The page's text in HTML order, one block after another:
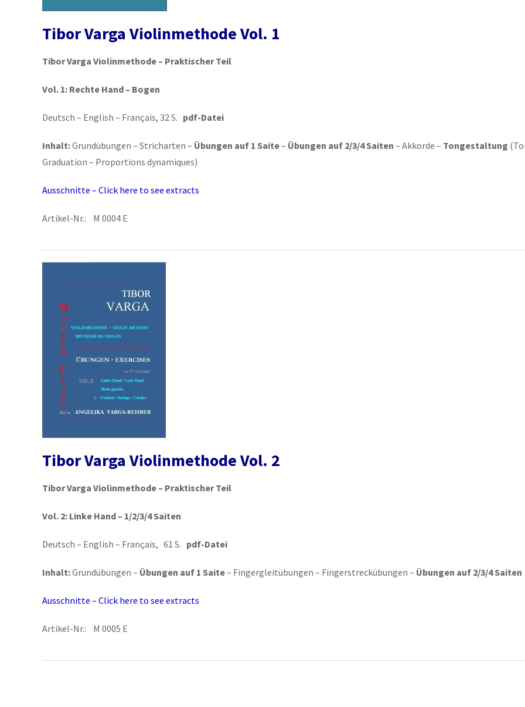
Tibor Varga Violinmethode Vol. 1
Tibor Varga Violinmethode – Praktischer Teil
Vol. 1: Rechte Hand – Bogen
Deutsch – English – Français, 32 S. pdf-Datei
Inhalt:Grundübungen – Stricharten – Übungen auf 1 Saite– Übungen auf 2/3/4 Saiten – Akkorde – Tongestaltung
Graduation – Proportions dynamiques)
Ausschnitte – Click here to see extracts
Artikel-Nr.: M 0004 E
Tibor Varga Violinmethode Vol. 2
Tibor Varga Violinmethode – Praktischer Teil
Vol. 2: Linke Hand – 1/2/3/4 Saiten
Deutsch – English – Français, 61 S. pdf-Datei
Inhalt:Grundübungen – Übungen auf 1 Saite– Fingergleitübungen – Fingerstreckübungen – Übungen auf 2/3/4 Saiten
Ausschnitte – Click here to see extracts
Artikel-Nr.: M 0005 E